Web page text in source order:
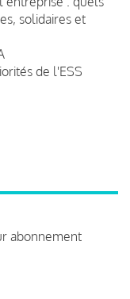
solidaires et
de l'ESS
abonnement